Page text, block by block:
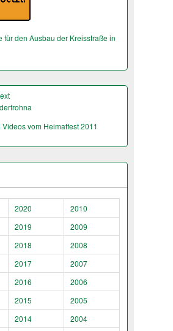
für den Ausbau der Kreisstraße in
vom Heimatfest 2011
2020
2010
2019
2009
2018
2008
2017
2007
2016
2006
2015
2005
2014
2004